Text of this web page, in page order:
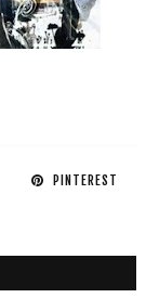
PINTEREST